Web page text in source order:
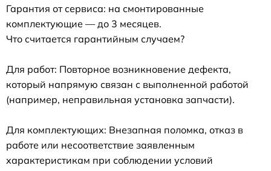
Гарантия от сервиса: на смонтированные
комплектующие — до 3 месяцев.
Что считается гарантийным случаем?
Для работ: Повторное возникновение дефекта,
который напрямую связан с выполненной работой
(например, неправильная установка запчасти).
Для комплектующих: Внезапная поломка, отказ в
работе или несоответствие заявленным
характеристикам при соблюдении условий